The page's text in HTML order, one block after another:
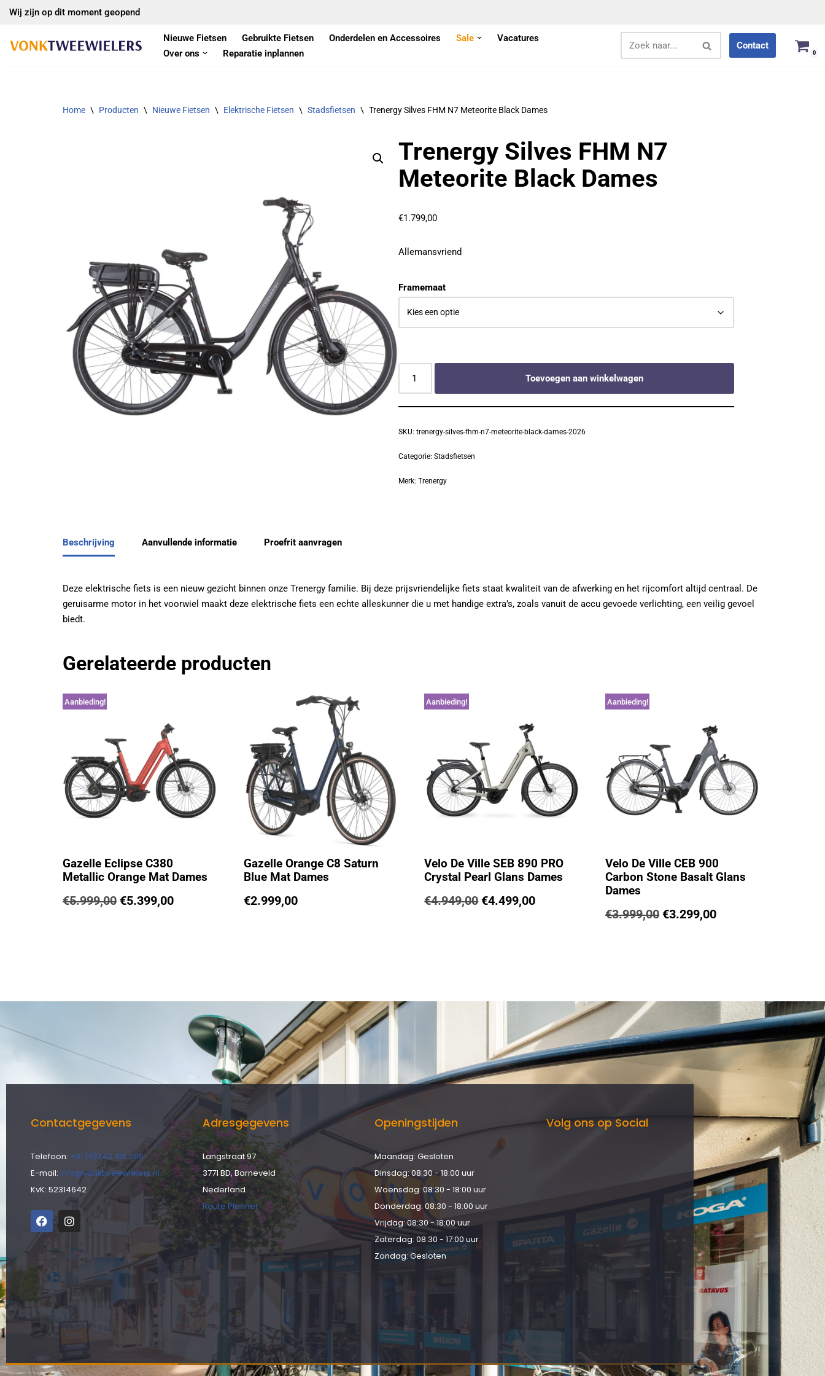
naar
Wij zijn op dit moment geopend
Nieuwe Fietsen Gebruikte Fietsen Onderdelen en Accessoires Sale
Vacatures
Over ons
Reparatie inplannen
Contact
0
Home \ Producten \ Nieuwe Fietsen \ Elektrische Fietsen \ Stadsfietsen \ Trenergy Silves FHM N7 Meteorite Black Dames
Trenergy Silves FHM N7
Meteorite Black Dames
€1.799,00
Allemansvriend
Framemaat
Toevoegen aan winkelwagen
SKU:trenergy-silves-fhm-n7-meteorite-black-dames-2026
Categorie:Stadsfietsen
Merk:Trenergy
Beschrijving Aanvullende informatie Proefrit aanvragen
Deze elektrische fiets is een nieuw gezicht binnen onze Trenergy familie. Bij deze prijsvriendelijke fiets staat kwaliteit van de afwerking en het rijcomfort altijd centraal. De
geruisarme motor in het voorwiel maakt deze elektrische fiets een echte alleskunner die u met handige extra’s, zoals vanuit de accu gevoede verlichting, een veilig gevoel
biedt.
Gerelateerde producten
Aanbieding!
Gazelle Eclipse C380
Metallic Orange Mat Dames
€5.999,00 €5.399,00
Gazelle Orange C8 Saturn
Blue Mat Dames
€2.999,00
Aanbieding!
Velo De Ville SEB 890 PRO
Crystal Pearl Glans Dames
€4.949,00 €4.499,00
Aanbieding!
Velo De Ville CEB 900
Carbon Stone Basalt Glans
Dames
€3.999,00 €3.299,00
Contactgegevens
Telefoon: +31 (0)342 412 066
E-mail: info@vonktweewielers.nl
KvK: 52314642
Adresgegevens
Langstraat 97
3771 BD, Barneveld
Nederland
Route Planner
Openingstijden
Maandag: Gesloten
Dinsdag: 08:30 - 18:00 uur
Woensdag: 08:30 - 18:00 uur
Donderdag: 08:30 - 18:00 uur
Vrijdag: 08:30 - 18:00 uur
Zaterdag: 08:30 - 17:00 uur
Zondag: Gesloten
Volg ons op Social